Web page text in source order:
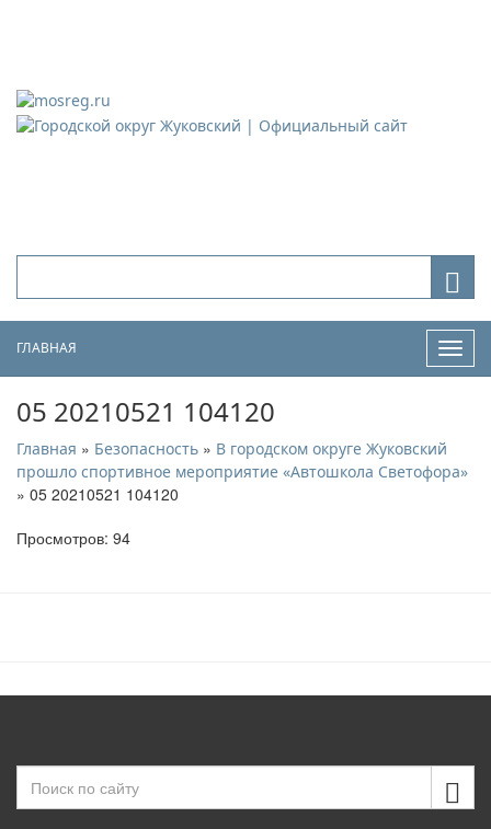
ГЛАВНАЯ
05 20210521 104120
Главная » Безопасность » В городском округе Жуковский
прошло спортивное мероприятие «Автошкола Светофора»
» 05 20210521 104120
Просмотров: 94